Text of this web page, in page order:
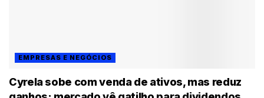
EMPRESAS E NEGÓCIOS
Cyrela sobe com venda de ativos, mas reduz